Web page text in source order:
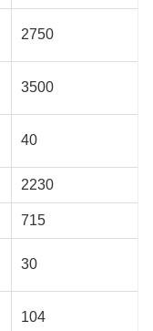
2750
3500
40
2230
715
30
104